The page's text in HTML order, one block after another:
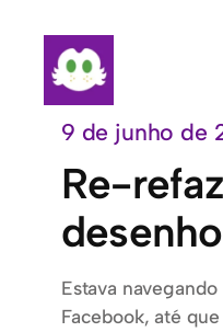
conteúdo
9 de junho de
Re-
Estava
Facebook, até